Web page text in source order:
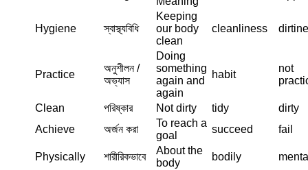
Hygiene স্বাস্থ্যবিধি
Keeping
our body
clean
cleanliness
Practice
অনুশীলন /
অভ্যাস
Doing
something
again and
again
habit
not
Clean পরিষ্কার Not dirty tidy
dirty
Achieve
অর্জন করা
To reach a
goal
succeed fail
Physically শারীরিকভাবে
About the
body
bodily